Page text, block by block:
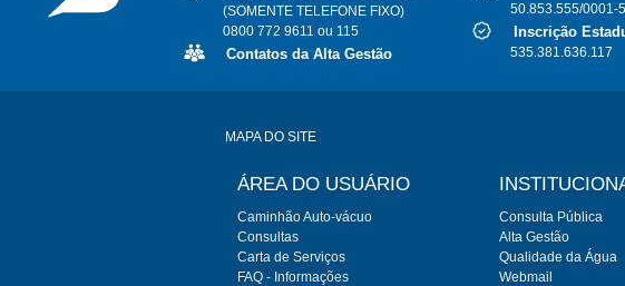
(SOMENTE TELEFONE FIXO)
0800 772 9611 ou 115
Contatos da Alta Gestão
50.853.555/0001-
Inscrição
535.381.636.117
MAPA DO SITE
Consulta Pública
Alta Gestão
Qualidade da Água
Webmail
ÁREA DO USUÁRIO
Caminhão Auto-vácuo
Consultas
Carta de Serviços
FAQ - Informações